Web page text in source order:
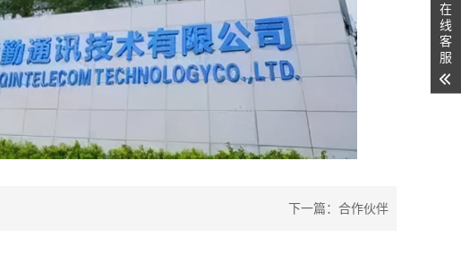
下一篇：合作伙伴
在
线
客
服